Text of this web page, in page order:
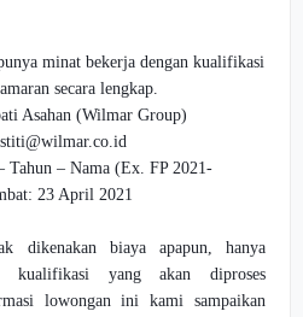
minat bekerja dengan kualifikasi
secara lengkap.
Asahan (Wilmar Group)
Tahun – Nama (Ex. FP 2021-
23 April 2021
dikenakan biaya apapun, hanya
kualifikasi yang akan diproses
lowongan ini kami sampaikan